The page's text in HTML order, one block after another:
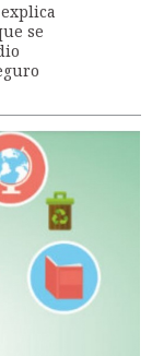
se